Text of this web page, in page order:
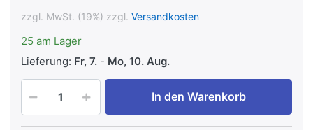
zzgl. MwSt. (19%) zzgl. Versandkosten
25 am Lager
Lieferung: Fr, 7. - Mo, 10. Aug.
In den Warenkorb